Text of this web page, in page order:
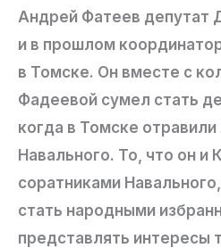
Андрей Фатеев депутат
и в прошлом
в Томске. Он вместе с
Фадеевой сумел стать
когда в Томске
Навального. То, что он и
соратниками
стать народными
представлять интересы